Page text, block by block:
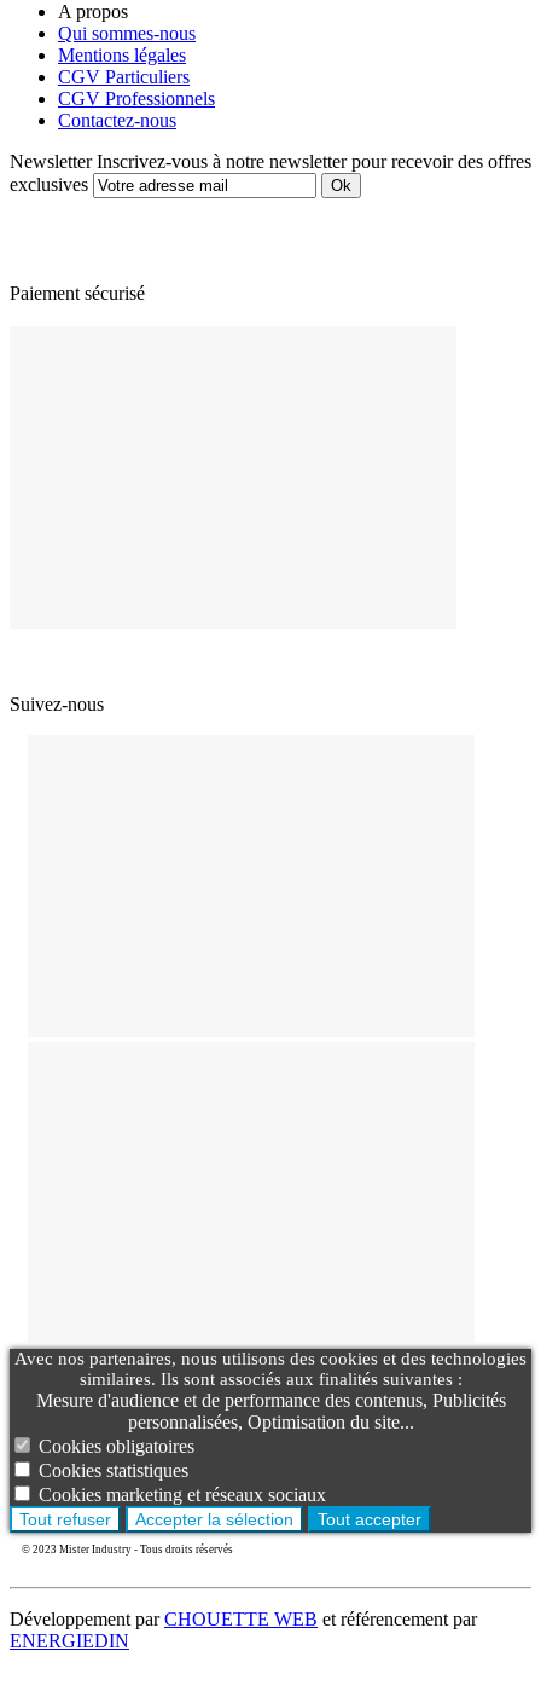
A propos
Qui sommes-nous
Mentions légales
CGV Particuliers
CGV Professionnels
Contactez-nous
Newsletter Inscrivez-vous à notre newsletter pour recevoir des offres
exclusives
Paiement sécurisé
Suivez-nous
Avec nos partenaires, nous utilisons des cookies et des technologies
similaires. Ils sont associés aux finalités suivantes :
Mesure d'audience et de performance des contenus, Publicités
personnalisées, Optimisation du site...
Cookies obligatoires
Cookies statistiques
Cookies marketing et réseaux sociaux
Tout refuser Accepter la sélection Tout accepter
© 2023 Mister Industry - Tous droits réservés
Développement parCHOUETTE WEB et référencement par
ENERGIEDIN